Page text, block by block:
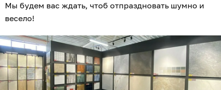
Мы будем вас ждать, чтоб отпраздновать шумно и
весело!